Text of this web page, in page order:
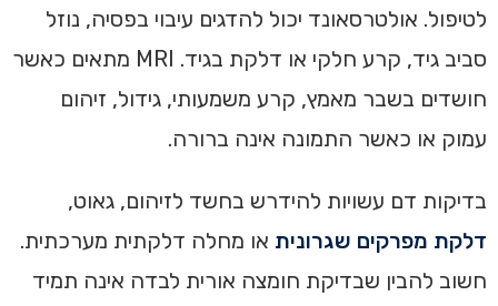
לטיפול. אולטרסאונד יכול להדגים עיבוי בפסיה, נוזל
סביב גיד, קרע חלקי או דלקת בגיד. MRI מתאים כאשר
חושדים בשבר מאמץ, קרע משמעותי, גידול, זיהום
עמוק או כאשר התמונה אינה ברורה.
בדיקות דם עשויות להידרש בחשד לזיהום, גאוט,
דלקת מפרקים שגרונית או מחלה דלקתית מערכתית.
חשוב להבין שבדיקת חומצה אורית לבדה אינה תמיד